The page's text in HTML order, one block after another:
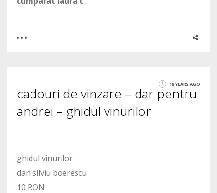
1550
18 YEARS AGO
cadouri de vinzare – dar pentru
andrei – ghidul vinurilor
ghidul vinurilor
dan silviu boerescu
10 RON